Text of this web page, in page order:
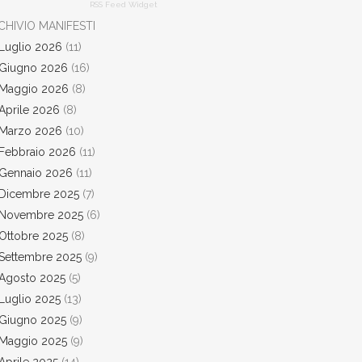
RSS Feed Widget
MANIFESTI
2026 (11)
2026 (16)
2026 (8)
2026 (8)
2026 (10)
2026 (11)
2026 (11)
2025 (7)
2025 (6)
2025 (8)
2025 (9)
2025 (5)
2025 (13)
2025 (9)
2025 (9)